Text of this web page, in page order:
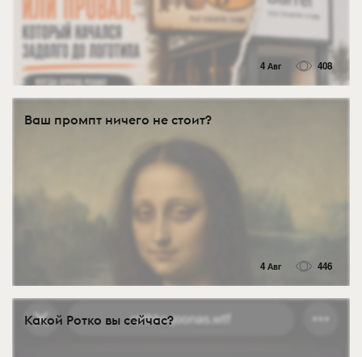
4 Авг 408
Ваш промпт ничего не стоит?
4 Авг 446
Какой Ротко вы сейчас?